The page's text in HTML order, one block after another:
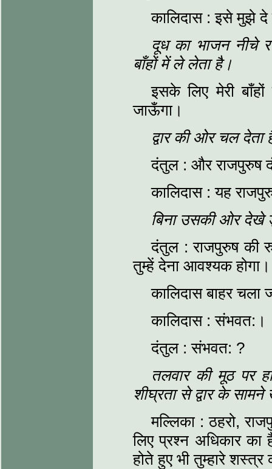
कालिदास : इसे मुझे दे
दूध का भाजन नीचे
बाँहों में ले लेता है।
इसके लिए मेरी
जाऊँगा।
द्वार की ओर चल देता
दंतुल : और राजपुरुष
कालिदास : यह
बिना उसकी ओर देखे
दंतुल : राजपुरुष की
तुम्हें देना आवश्यक होगा।
कालिदास बाहर
कालिदास : संभवत:।
दंतुल : संभवत: ?
तलवार की मूठ पर
शीघ्रता से द्वार के
मल्लिका : ठहरो,
लिए प्रश्न अधिकार
होते हुए भी तुम्हारे